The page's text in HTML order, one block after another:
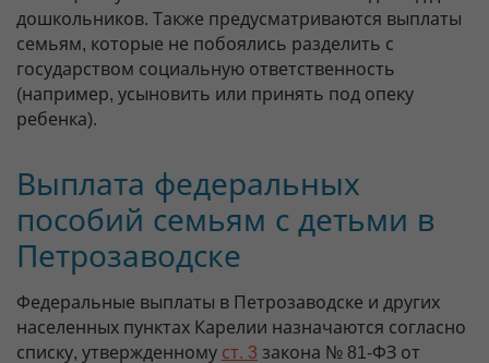
дошкольников. Также предусматриваются выплаты
семьям, которые не побоялись разделить с
государством социальную ответственность
(например, усыновить или принять под опеку
ребенка).
Выплата федеральных
пособий семьям с детьми в
Петрозаводске
Федеральные выплаты в Петрозаводске и других
населенных пунктах Карелии назначаются согласно
списку, утвержденному ст. 3 закона № 81-ФЗ от